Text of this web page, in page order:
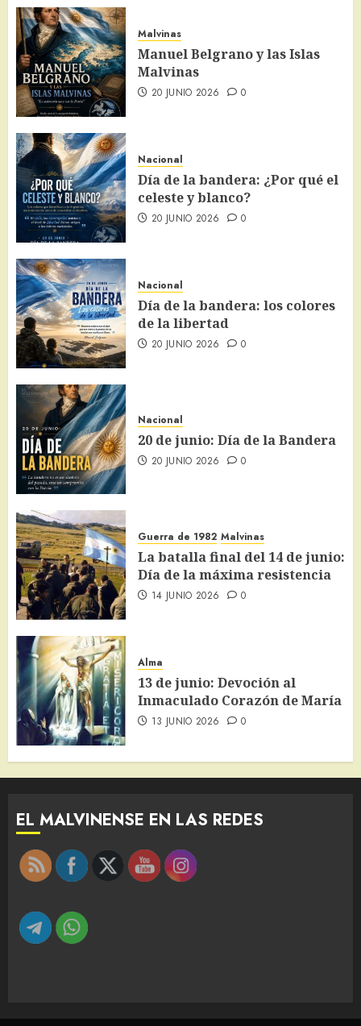
Malvinas
Manuel Belgrano y las Islas
Malvinas
20 JUNIO 2026 0
Nacional
Día de la bandera: ¿Por qué el
celeste y blanco?
20 JUNIO 2026 0
Nacional
Día de la bandera: los colores
de la libertad
20 JUNIO 2026 0
Nacional
20 de junio: Día de la Bandera
20 JUNIO 2026 0
Guerra de 1982 Malvinas
La batalla final del 14 de junio:
Día de la máxima resistencia
14 JUNIO 2026 0
Alma
13 de junio: Devoción al
Inmaculado Corazón de María
13 JUNIO 2026 0
EL MALVINENSE EN LAS REDES